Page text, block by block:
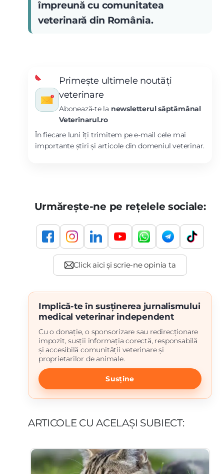
împreună cu comunitatea
veterinară din România.
Primește ultimele noutăți
veterinare
Abonează-te la newsletterul săptămânal
Veterinarul.ro
În fiecare luni îți trimitem pe e-mail cele mai
importante știri și articole din domeniul veterinar.
Urmărește-ne pe rețelele sociale:
Implică-te în susținerea jurnalismului
medical veterinar independent
Cu o donație, o sponsorizare sau redirecționare
impozit, susții informația corectă, responsabilă
și accesibilă comunității veterinare și
proprietarilor de animale.
Susține
ARTICOLE CU ACELAȘI SUBIECT: